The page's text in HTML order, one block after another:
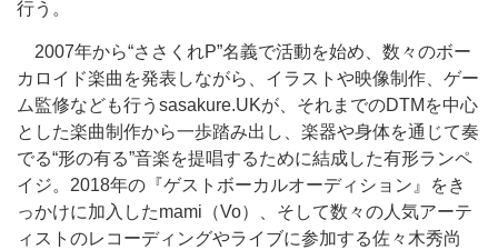
行う。
2007年から“ささくれP”名義で活動を始め、数々のボー
カロイド楽曲を発表しながら、イラストや映像制作、ゲー
ム監修なども行うsasakure.UKが、それまでのDTMを中心
とした楽曲制作から一歩踏み出し、楽器や身体を通じて奏
でる“形の有る”音楽を提唱するために結成した有形ランペ
イジ。2018年の『ゲストボーカルオーディション』をき
っかけに加入したmami（Vo）、そして数々の人気アーテ
ィストのレコーディングやライブに参加する佐々木秀尚